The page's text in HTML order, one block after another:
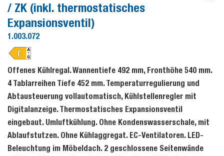
/ ZK (inkl. thermostatisches
Expansionsventil)
1.003.072
Offenes Kühlregal. Wannentiefe 492 mm, Fronthöhe 540 mm.
4 Tablarreihen Tiefe 452 mm. Temperaturregulierung und
Abtausteuerung vollautomatisch, Kühlstellenregler mit
Digitalanzeige. Thermostatisches Expansionsventil
eingebaut. Umluftkühlung. Ohne Kondenswasserschale, mit
Ablaufstutzen. Ohne Kühlaggregat. EC-Ventilatoren. LED-
Beleuchtung im Möbeldach. 2 geschlossene Seitenwände